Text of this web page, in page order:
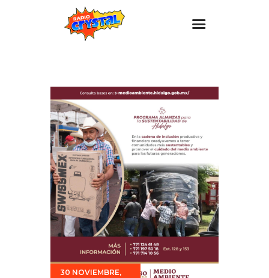
Estaciones
Eventos
Promociones
Noticias
Para ti
Contacto
30 NOVIEMBRE,